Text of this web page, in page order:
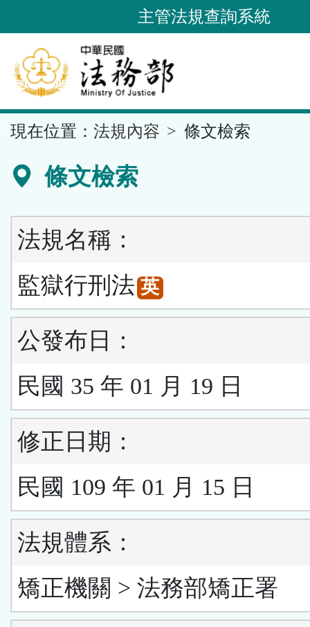
到
要
內
容
區
主管法規查詢系統
現在位置： 法規內容 條文檢索
條文檢索
法規名稱：
監獄行刑法 英
公發布日：
民國 35 年 01 月 19 日
修正日期：
民國 109 年 01 月 15 日
法規體系：
矯正機關 > 法務部矯正署